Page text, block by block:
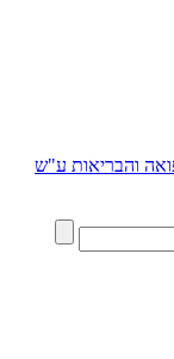
והבריאות ע"ש